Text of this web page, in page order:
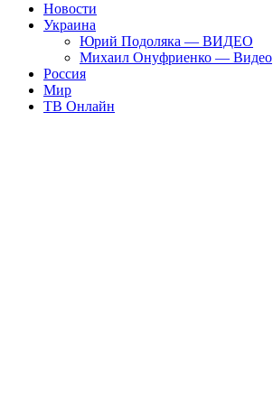
Новости
Украина
Юрий Подоляка — ВИДЕО
Михаил Онуфриенко — Видео
Россия
Мир
ТВ Онлайн